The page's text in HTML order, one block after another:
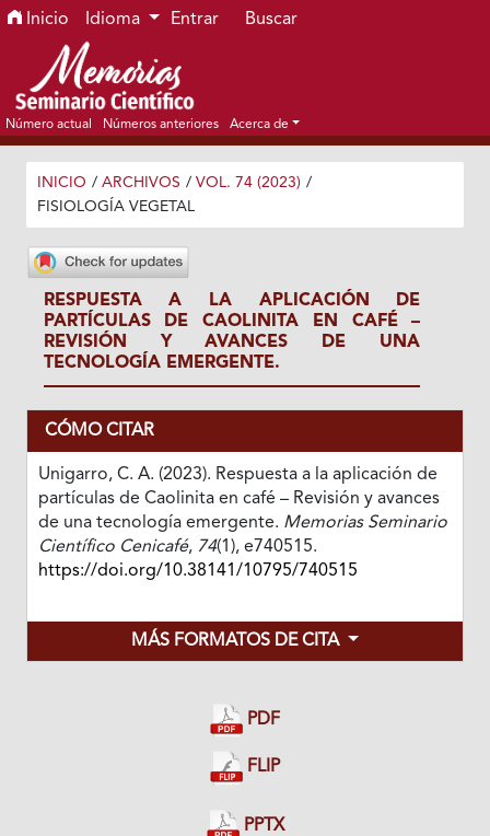
Ir al menú de navegación principal
Ir al contenido principal
Ir al pie de página del sitio
Inicio Idioma Entrar Buscar
Número actual Números anteriores Acerca de
INICIO / ARCHIVOS / VOL. 74 (2023) /
FISIOLOGÍA VEGETAL
RESPUESTA A LA APLICACIÓN DE
PARTÍCULAS DE CAOLINITA EN CAFÉ –
REVISIÓN Y AVANCES DE UNA
TECNOLOGÍA EMERGENTE.
CÓMO CITAR
Unigarro, C. A. (2023). Respuesta a la aplicación de
partículas de Caolinita en café – Revisión y avances
de una tecnología emergente. Memorias Seminario
Científico Cenicafé, 74(1), e740515.
https://doi.org/10.38141/10795/740515
MÁS FORMATOS DE CITA
PDF
FLIP
PPTX